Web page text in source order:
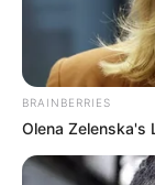
BRAINBERRIES
Olena Zelenska's